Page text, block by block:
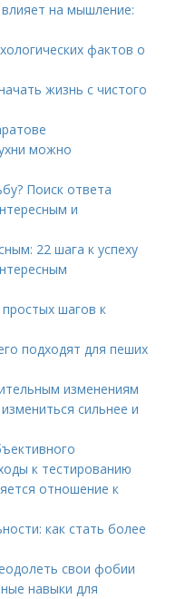
на мышление:
фактов о
жизнь с чистого
можно
Поиск ответа
и
22 шага к успеху
шагов к
подходят для пеших
изменениям
сильнее и
к тестированию
отношение к
как стать более
свои фобии
навыки для